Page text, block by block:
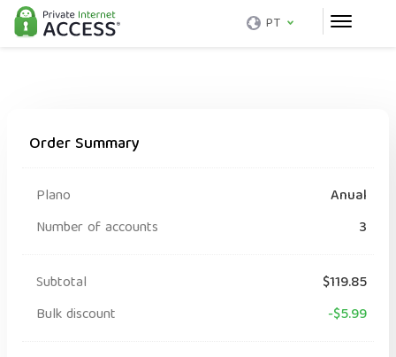
PT
Order Summary
Plano
Anual
Number of accounts
3
Subtotal
$119.85
Bulk discount
-$5.99